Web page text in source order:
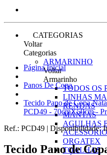
CATEGORIAS
Voltar
Categorias
ARMARINHO
Voltar
Armarinho
TODOS OS
LINHAS
RENDAS
MANTAS
AGULHAS
ORGATEX
TOALHAS
Página Inicial
Panos De Copa
Tecido Pano de Copa
PCD49 - 70cmX50cm -
Ref.: PCD49 | Disponibilidade:
Tecido Pano de